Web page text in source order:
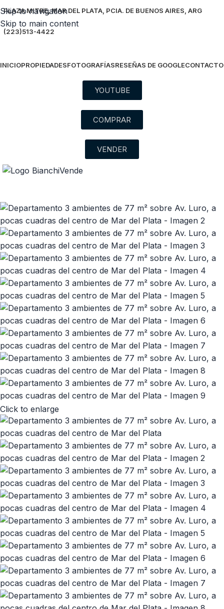
Skip to navigation
Skip to main content
PLAZA MITRE, MAR DEL PLATA, PCIA. DE BUENOS AIRES, ARG
(223)513-4422
INICIOPROPIEDADESFOTOGRAFÍASRESEÑAS DE GOOGLECONTACTO
YOUTUBE
COMPRAR
VENDER
Click to enlarge